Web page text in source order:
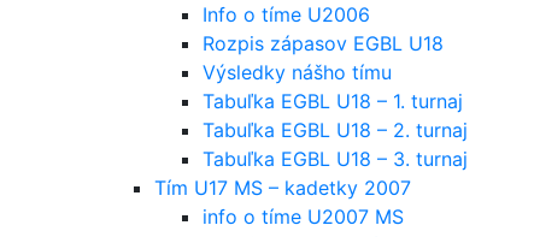
Info o tíme U2006
Rozpis zápasov EGBL U18
Výsledky nášho tímu
Tabuľka EGBL U18 – 1. turnaj
Tabuľka EGBL U18 – 2. turnaj
Tabuľka EGBL U18 – 3. turnaj
Tím U17 MS – kadetky 2007
info o tíme U2007 MS